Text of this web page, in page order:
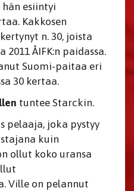
hän esiintyi
Kakkosen
n. 30, joista
ÅIFK:n paidassa.
Suomi-paitaa eri
30 kertaa.
tuntee Starckin.
pelaaja, joka pystyy
kuin
ollut koko uransa
Ville on pelannut